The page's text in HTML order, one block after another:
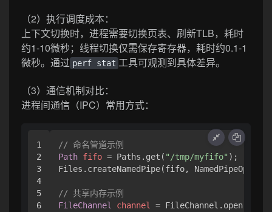
（2）执行调度成本：
上下文切换时，进程需要切换页表、刷新TLB，耗时
约1-10微秒；线程切换仅需保存寄存器，耗时约0.1-1
微秒。通过 perf stat 工具可观测到具体差异。
（3）通信机制对比：
进程间通信（IPC）常用方式：
1
2
3
4
5
6
// 命名管道示例
Path fifo = Paths.get( "/tmp/myfifo" );
Files.createNamedPipe(fifo,
// 共享内存示例
FileChannel
channel
=